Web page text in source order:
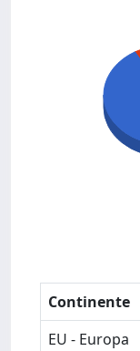
Continente
EU - Europa